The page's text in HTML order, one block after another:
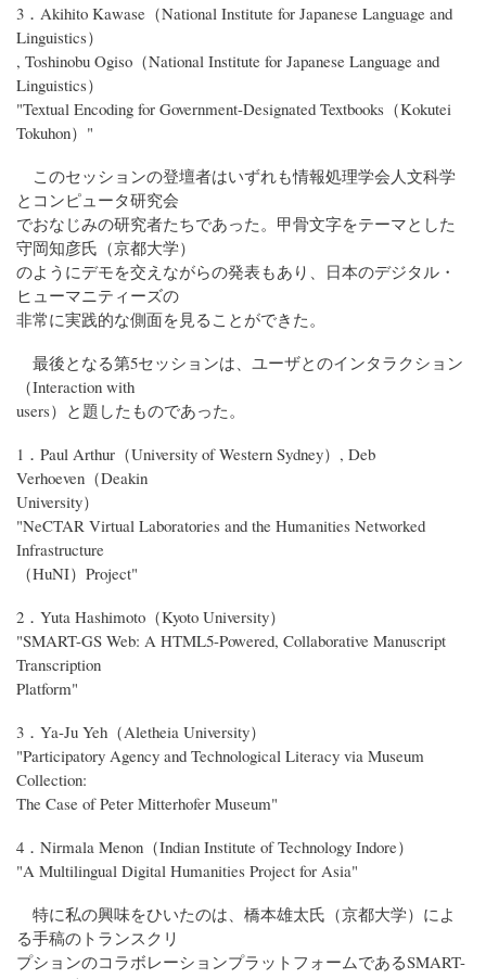
3．Akihito Kawase（National Institute for Japanese Language and
Linguistics）
, Toshinobu Ogiso（National Institute for Japanese Language and
Linguistics）
"Textual Encoding for Government-Designated Textbooks（Kokutei
Tokuhon）"
このセッションの登壇者はいずれも情報処理学会人文科学
とコンピュータ研究会
でおなじみの研究者たちであった。甲骨文字をテーマとした
守岡知彦氏（京都大学）
のようにデモを交えながらの発表もあり、日本のデジタル・
ヒューマニティーズの
非常に実践的な側面を見ることができた。
最後となる第5セッションは、ユーザとのインタラクション
（Interaction with
users）と題したものであった。
1．Paul Arthur（University of Western Sydney）, Deb
Verhoeven（Deakin
University）
"NeCTAR Virtual Laboratories and the Humanities Networked
Infrastructure
（HuNI）Project"
2．Yuta Hashimoto（Kyoto University）
"SMART-GS Web: A HTML5-Powered, Collaborative Manuscript
Transcription
Platform"
3．Ya-Ju Yeh（Aletheia University）
"Participatory Agency and Technological Literacy via Museum
Collection:
The Case of Peter Mitterhofer Museum"
4．Nirmala Menon（Indian Institute of Technology Indore）
"A Multilingual Digital Humanities Project for Asia"
特に私の興味をひいたのは、橋本雄太氏（京都大学）によ
る手稿のトランスクリ
プションのコラボレーションプラットフォームであるSMART-